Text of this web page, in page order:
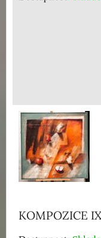
KOMPOZICE